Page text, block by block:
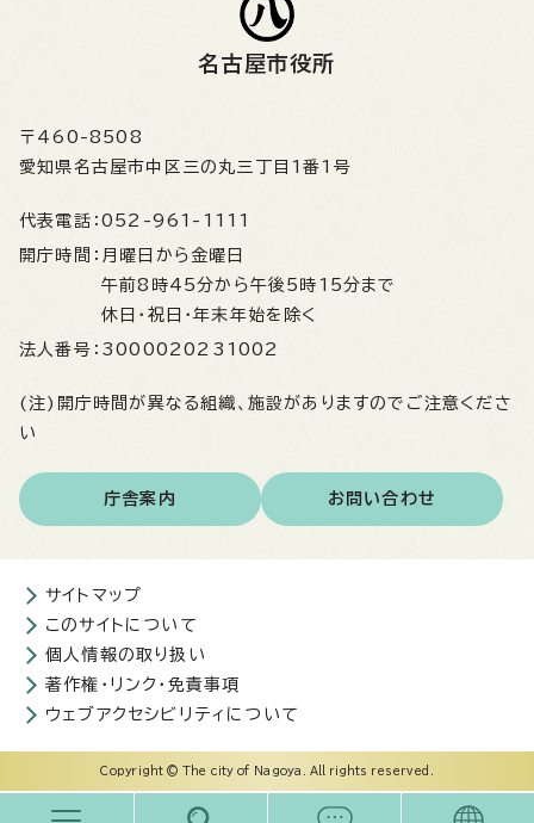
名古屋市役所
〒460-8508
愛知県名古屋市中区三の丸三丁目1番1号
代表電話： 052-961-1111
開庁時間： 月曜日から金曜日
午前8時45分から午後5時15分まで
休日・祝日・年末年始を除く
法人番号： 3000020231002
(注)開庁時間が異なる組織、施設がありますのでご注意くださ
い
庁舎案内 お問い合わせ
サイトマップ
このサイトについて
個人情報の取り扱い
著作権・リンク・免責事項
ウェブアクセシビリティについて
Copyright © The city of Nagoya. All rights reserved.